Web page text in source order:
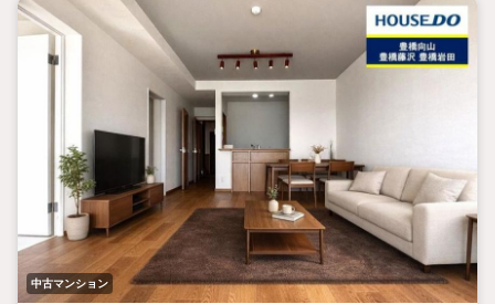
※2026年10月末日まで
※詳細はプレゼント情報をご覧ください。
まずはお気軽にお問合せ下さい！
お客様の理想の住まい探しを精一杯お手伝いさせて頂きま
す。
物件詳細、近隣物件、住宅ローンのご相談など、気になる事
は【センチュリー21架け橋不動産】までご相談くださいませ！
中古マンション